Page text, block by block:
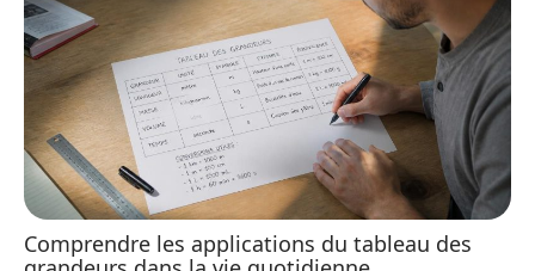
Comprendre les applications du tableau des